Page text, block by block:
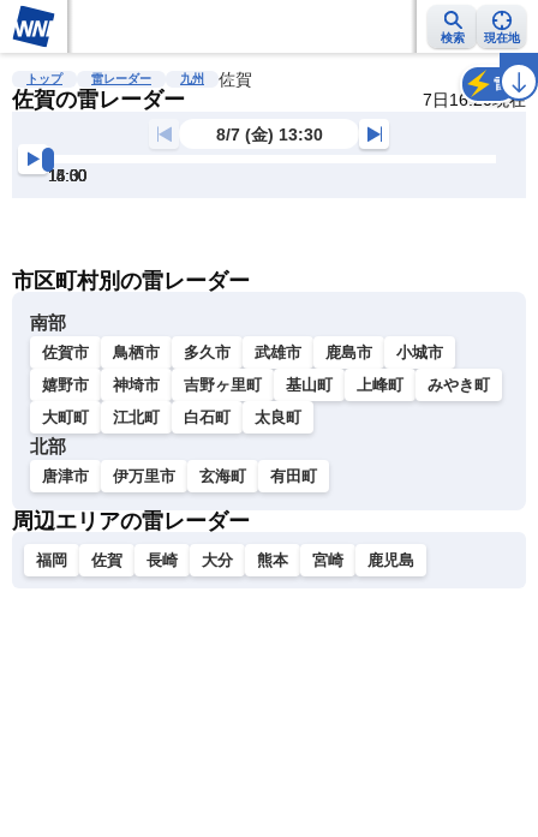
検索 現在地
雨雲レーダー 台風情報 地震情報 2週間天気 ラ
トップ 雷レーダー 九州 佐賀
佐賀の雷レーダー 7日16:20現在
雷
8/7 (金) 13:30
13:30
14:00
14:30
15:00
15:30
16:00
市区町村別の雷レーダー
南部
佐賀市 鳥栖市 多久市 武雄市 鹿島市
小城市
嬉野市
神埼市 吉野ヶ里町 基山町 上峰町
みやき町
大町町
江北町 白石町 太良町
北部
唐津市 伊万里市 玄海町 有田町
周辺エリアの雷レーダー
福岡 佐賀 長崎 大分 熊本 宮崎 鹿児島